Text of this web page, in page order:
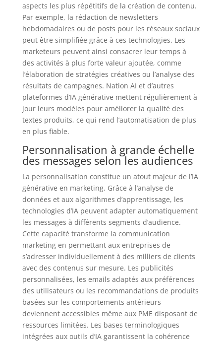
aspects les plus répétitifs de la création de contenu.
Par exemple, la rédaction de newsletters
hebdomadaires ou de posts pour les réseaux sociaux
peut être simplifiée grâce à ces technologies. Les
marketeurs peuvent ainsi consacrer leur temps à
des activités à plus forte valeur ajoutée, comme
l’élaboration de stratégies créatives ou l’analyse des
résultats de campagnes. Nation AI et d’autres
plateformes d’IA générative mettent régulièrement à
jour leurs modèles pour améliorer la qualité des
textes produits, ce qui rend l’automatisation de plus
en plus fiable.
Personnalisation à grande échelle
des messages selon les audiences
La personnalisation constitue un atout majeur de l’IA
générative en marketing. Grâce à l’analyse de
données et aux algorithmes d’apprentissage, les
technologies d’IA peuvent adapter automatiquement
les messages à différents segments d’audience.
Cette capacité transforme la communication
marketing en permettant aux entreprises de
s’adresser individuellement à des milliers de clients
avec des contenus sur mesure. Les publicités
personnalisées, les emails adaptés aux préférences
des utilisateurs ou les recommandations de produits
basées sur les comportements antérieurs
deviennent accessibles même aux PME disposant de
ressources limitées. Les bases terminologiques
intégrées aux outils d’IA garantissent la cohérence